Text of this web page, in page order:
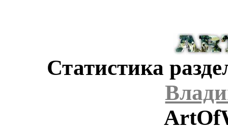
Статистика